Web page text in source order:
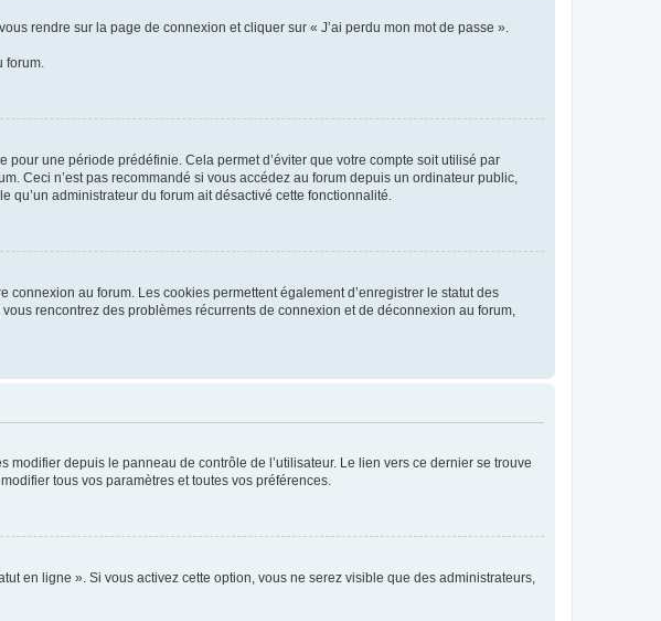
rendre sur la page de connexion et cliquer sur « J’ai perdu mon mot de passe ».
une période prédéfinie. Cela permet d’éviter que votre compte soit utilisé par
Ceci n’est pas recommandé si vous accédez au forum depuis un ordinateur public,
administrateur du forum ait désactivé cette fonctionnalité.
au forum. Les cookies permettent également d’enregistrer le statut des
rencontrez des problèmes récurrents de connexion et de déconnexion au forum,
depuis le panneau de contrôle de l’utilisateur. Le lien vers ce dernier se trouve
tous vos paramètres et toutes vos préférences.
en ligne ». Si vous activez cette option, vous ne serez visible que des administrateurs,